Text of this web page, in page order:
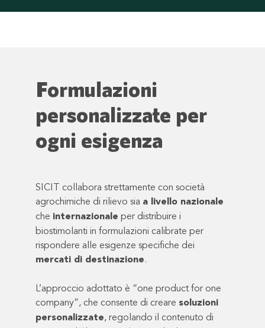
Formulazioni
personalizzate per
ogni esigenza
SICIT collabora strettamente con società
agrochimiche di rilievo sia a livello nazionale
che internazionale per distribuire i
biostimolanti in formulazioni calibrate per
rispondere alle esigenze specifiche dei
mercati di destinazione.
L’approccio adottato è “one product for one
company”, che consente di creare soluzioni
personalizzate, regolando il contenuto di